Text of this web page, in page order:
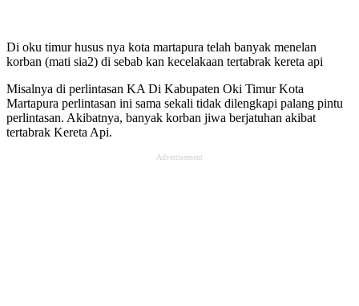
Di oku timur husus nya kota martapura telah banyak menelan
korban (mati sia2) di sebab kan kecelakaan tertabrak kereta api
Misalnya di perlintasan KA Di Kabupaten Oki Timur Kota
Martapura perlintasan ini sama sekali tidak dilengkapi palang pintu
perlintasan. Akibatnya, banyak korban jiwa berjatuhan akibat
tertabrak Kereta Api.
Advertisement